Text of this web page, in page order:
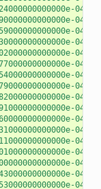
04
04
04
04
04
04
04
04
04
04
04
04
04
04
04
04
04